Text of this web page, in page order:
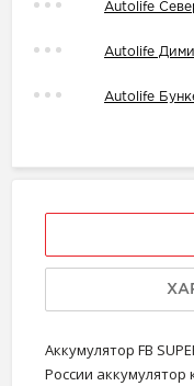
Autolife
Autolife
Autolife
Аккумулятор FB
России аккумулятор